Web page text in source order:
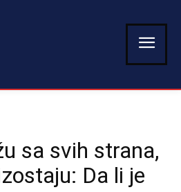
sa svih strana,
Da li je